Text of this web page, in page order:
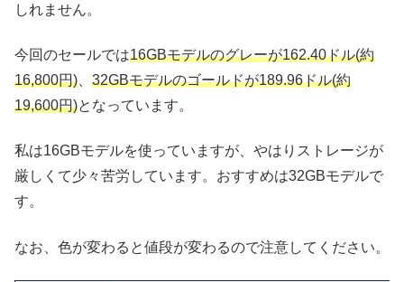
しれません。
今回のセールでは16GBモデルのグレーが162.40ドル(約
16,800円)
32GBモデルのゴールドが189.96ドル(約
19,600円)となっています。
私は16GBモデルを使っていますが、やはりストレージが
厳しくて少々苦労しています。おすすめは32GBモデルで
す。
なお、色が変わると値段が変わるので注意してください。